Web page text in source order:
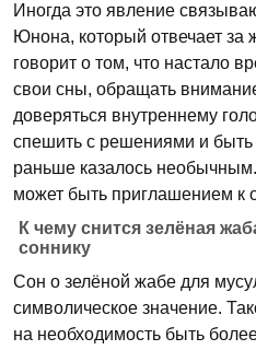
Иногда это явление
Юнона, который отвечает за
говорит о том, что настало
свои сны, обращать
доверяться внутреннему
спешить с решениями и быть
раньше казалось
может быть приглашением к
К чему снится зелёная
соннику
Сон о зелёной жабе для
символическое значение.
на необходимость быть